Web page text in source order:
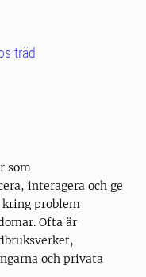
träd
som
interagera och ge
problem
Ofta är
och privata